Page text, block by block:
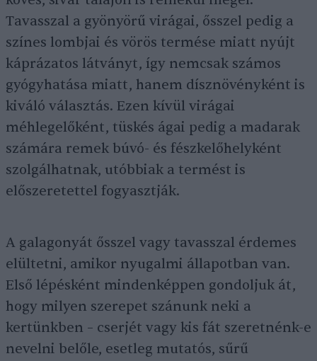
Tavasszal a gyönyörű virágai, ősszel pedig a
színes lombjai és vörös termése miatt nyújt
káprázatos látványt, így nemcsak számos
gyógyhatása miatt, hanem dísznövényként is
kiváló választás. Ezen kívül virágai
méhlegelőként, tüskés ágai pedig a madarak
számára remek búvó- és fészkelőhelyként
szolgálhatnak, utóbbiak a termést is
előszeretettel fogyasztják.
A galagonyát ősszel vagy tavasszal érdemes
elültetni, amikor nyugalmi állapotban van.
Első lépésként mindenképpen gondoljuk át,
hogy milyen szerepet szánunk neki a
kertünkben – cserjét vagy kis fát szeretnénk-e
nevelni belőle, esetleg mutatós, sűrű